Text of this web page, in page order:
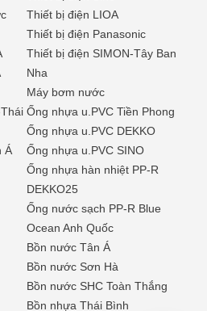
Á
Thiết bị điện LIOA
Thiết bị điện Panasonic
Thiết bị điện SIMON-Tây Ban
Nha
Máy bơm nước
Ống nhựa u.PVC Tiền Phong
Ống nhựa u.PVC DEKKO
Ống nhựa u.PVC SINO
Ống nhựa hàn nhiệt PP-R
DEKKO25
Ống nước sạch PP-R Blue
Ocean Anh Quốc
Bồn nước Tân Á
Bồn nước Sơn Hà
Bồn nước SHC Toàn Thắng
Bồn nhựa Thái Bình